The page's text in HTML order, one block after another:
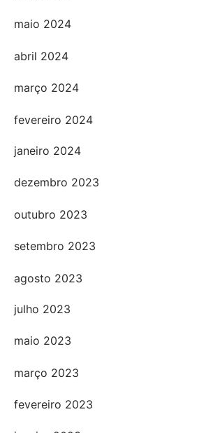
maio 2024
abril 2024
março 2024
fevereiro 2024
janeiro 2024
dezembro 2023
outubro 2023
setembro 2023
agosto 2023
julho 2023
maio 2023
março 2023
fevereiro 2023